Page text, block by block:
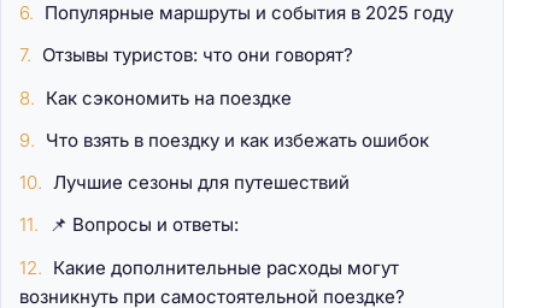
Популярные маршруты и события в 2025 году
Отзывы туристов: что они говорят?
Как сэкономить на поездке
Что взять в поездку и как избежать ошибок
Лучшие сезоны для путешествий
📌 Вопросы и ответы:
Какие дополнительные расходы могут
возникнуть при самостоятельной поездке?